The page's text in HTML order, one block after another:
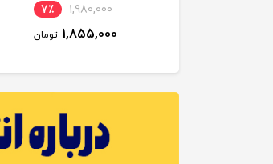
1,980,000 7٪
1,855,000 تومان